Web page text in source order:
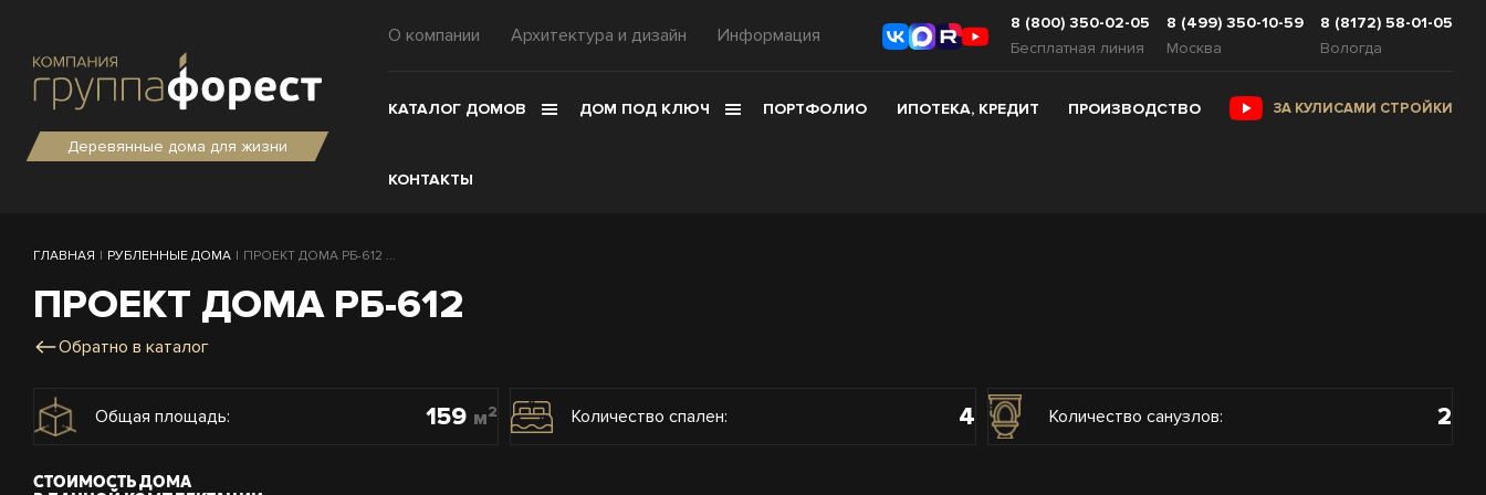
Деревянные дома для жизни
О компании Архитектура и дизайн Информация
8 (800) 350-02-05
Бесплатная линия
8 (499) 350-10-59
Москва
8 (8172) 58-01-05
Вологда
КАТАЛОГ ДОМОВ ДОМ ПОД КЛЮЧ ПОРТФОЛИО ИПОТЕКА, КРЕДИТ ПРОИЗВОДСТВО ЗА КУЛИСАМИ СТРОЙКИ
КОНТАКТЫ
ГЛАВНАЯ | РУБЛЕННЫЕ ДОМА | ПРОЕКТ ДОМА РБ-612 ...
ПРОЕКТ ДОМА РБ-612
Обратно в каталог
Общая площадь: 159 м2 Количество спален: 4 Количество санузлов: 2
СТОИМОСТЬ ДОМА